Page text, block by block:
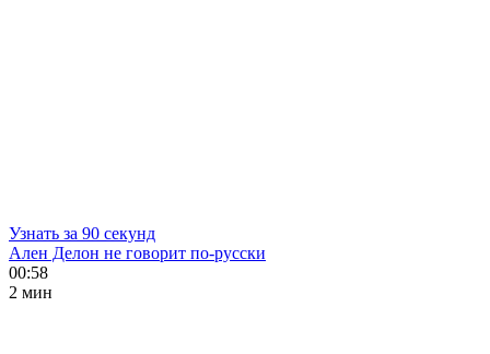
Узнать за 90 секунд
Ален Делон не говорит по-русски
00:58
2 мин